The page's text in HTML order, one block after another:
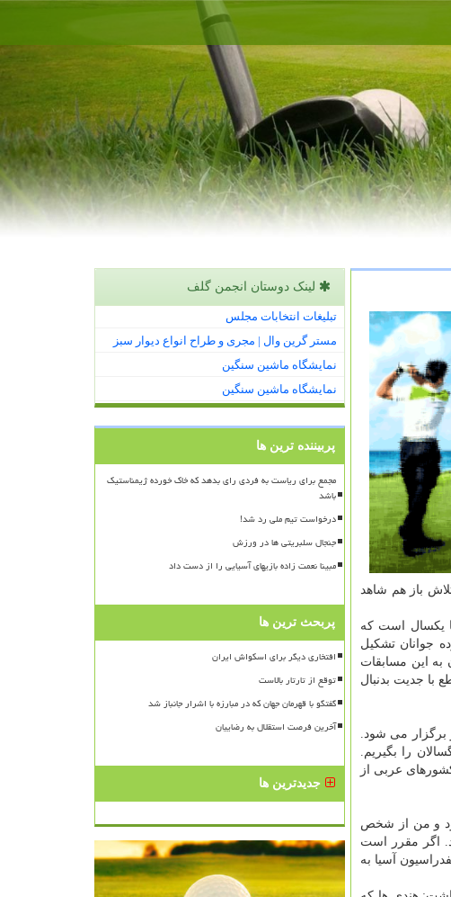
باز هم شاهد
یكسال است كه
جوانان تشكیل
به این مسابقات
و بطور قطع با جدیت بدنبال
یكبار برگزار شود، اظهار داشت: این رقابت ها هر ۴ سال یكبار برگزار می شود.
را بگیریم.
عربی از
و من از شخص
اگر مقرر است
آسیا به
لینک دوستان انجمن گلف
تبلیغات انتخابات مجلس
مستر گرین وال | مجری و طراح انواع دیوار سبز
نمایشگاه ماشین سنگین
نمایشگاه ماشین سنگین
پربیننده ترین ها
مجمع برای ریاست به فردی رای بدهد که خاک خورده ژیمناستیک
باشد
درخواست تیم ملی رد شد!
جنجال سلبریتی ها در ورزش
مبینا نعمت زاده بازیهای آسیایی را از دست داد
پربحث ترین ها
افتخاری دیگر برای اسکواش ایران
توقع از تارتار بالاست
گفتگو با قهرمان جهان که در مبارزه با اشرار جانباز شد
آخرین فرصت استقلال به رضاییان
جدیدترین ها